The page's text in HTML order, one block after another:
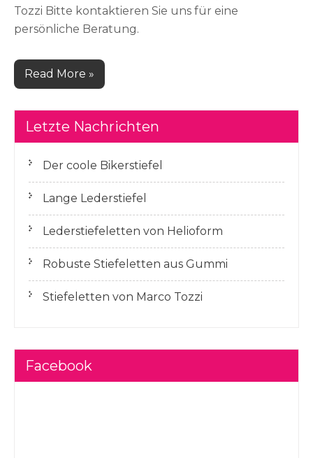
Tozzi Bitte kontaktieren Sie uns für eine
persönliche Beratung.
Read More »
Letzte Nachrichten
Der coole Bikerstiefel
Lange Lederstiefel
Lederstiefeletten von Helioform
Robuste Stiefeletten aus Gummi
Stiefeletten von Marco Tozzi
Facebook